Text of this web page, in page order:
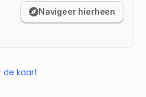
Navigeer hierheen
de kaart